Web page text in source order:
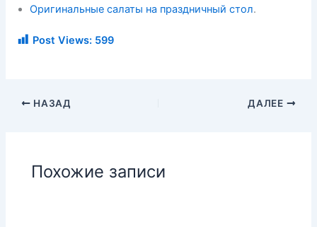
Оригинальные салаты на праздничный стол.
Post Views: 599
НАЗАД ДАЛЕЕ
Похожие записи